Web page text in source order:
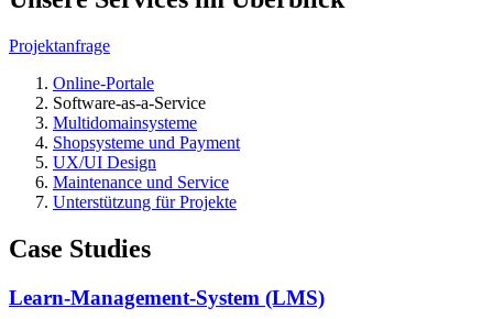
Projektanfrage
Online-Portale
Software-as-a-Service
Multidomainsysteme
Shopsysteme und Payment
UX/UI Design
Maintenance und Service
Unterstützung für Projekte
Case Studies
Learn-Management-System (LMS)